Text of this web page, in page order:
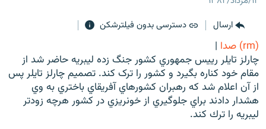
صفحه
جستجوبرنامه‌های رادیویی
فرکانس‌ها
پادکست
چندرسانه‌ای
گزارش‌های تصویری
گزارش‌های ویدئویی
زنان فردا
English
به ما بپیوندید
ارسال
دسترسی بدون فیلترشکن
(rm) صدا
|
چارلز تايلر رييس جمهوري کشور جنگ زده ليبريه حاضر شد از
مقام خود کناره بگيرد و کشور را ترک کند. تصميم چارلز تايلر پس
از آن اعلام شد که رهبران کشورهاي آفريقاي باختري به وي
هشدار دادند براي جلوگيري از خونريزي در کشور هرچه زودتر
ليبريه را ترك كند.